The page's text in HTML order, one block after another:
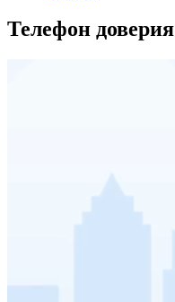
Телефон доверия